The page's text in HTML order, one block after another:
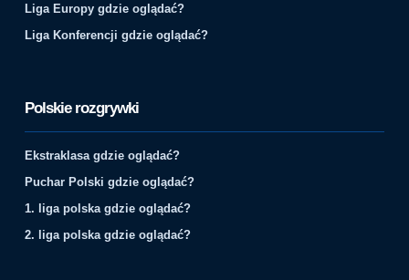
Liga Europy gdzie oglądać?
Liga Konferencji gdzie oglądać?
Polskie rozgrywki
Ekstraklasa gdzie oglądać?
Puchar Polski gdzie oglądać?
1. liga polska gdzie oglądać?
2. liga polska gdzie oglądać?